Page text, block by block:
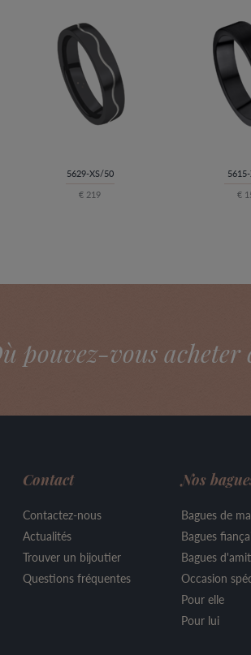
5629-XS/50
€ 219
€
pouvez-vous acheter
Contact
Contactez-nous
Actualités
Trouver un bijoutier
Questions fréquentes
Nos
Bagues de
Bagues
Bagues
Occasion
Pour elle
Pour lui